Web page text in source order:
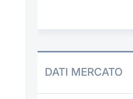
DATI MERCATO